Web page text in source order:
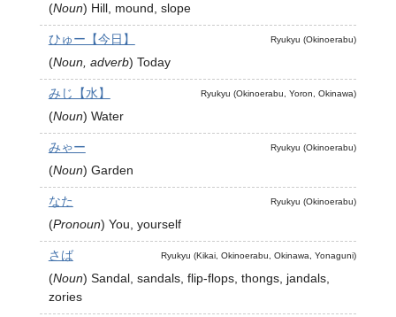
(Noun) Hill, mound, slope
Ryukyu (Okinoerabu)
ひゅー【今日】
(Noun, adverb) Today
Ryukyu (Okinoerabu, Yoron, Okinawa)
みじ【水】
(Noun) Water
Ryukyu (Okinoerabu)
みゃー
(Noun) Garden
Ryukyu (Okinoerabu)
なた
(Pronoun) You, yourself
Ryukyu (Kikai, Okinoerabu, Okinawa, Yonaguni)
さば
(Noun) Sandal, sandals, flip-flops, thongs, jandals,
zories